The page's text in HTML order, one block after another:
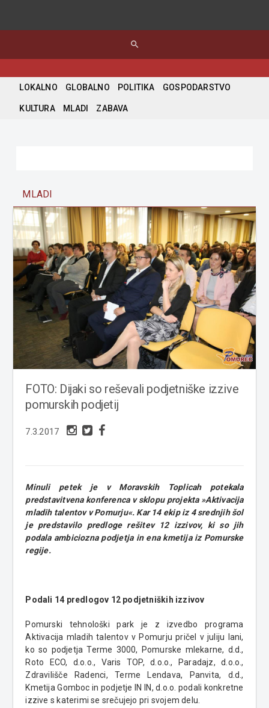
search
LOKALNO GLOBALNO POLITIKA GOSPODARSTVO
KULTURA MLADI ZABAVA
MLADI
FOTO: Dijaki so reševali podjetniške izzive
pomurskih podjetij
7.3.2017
Minuli petek je v Moravskih Toplicah potekala
predstavitvena konferenca v sklopu projekta »Aktivacija
mladih talentov v Pomurju«. Kar 14 ekip iz 4 srednjih šol
je predstavilo predloge rešitev 12 izzivov, ki so jih
podala ambiciozna podjetja in ena kmetija iz Pomurske
regije.
Podali 14 predlogov 12 podjetniških izzivov
Pomurski tehnološki park je z izvedbo programa
Aktivacija mladih talentov v Pomurju pričel v juliju lani,
ko so podjetja Terme 3000, Pomurske mlekarne, d.d.,
Roto ECO, d.o.o., Varis TOP, d.o.o., Paradajz, d.o.o.,
Zdravilišče Radenci, Terme Lendava, Panvita, d.d.,
Kmetija Gomboc in podjetje IN IN, d.o.o. podali konkretne
izzive s katerimi se srečujejo pri svojem delu.